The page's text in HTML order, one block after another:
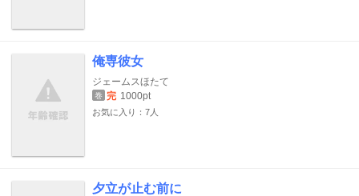
俺専彼女
ジェームスほたて
巻 完 1000pt
お気に入り：7人
夕立が止む前に